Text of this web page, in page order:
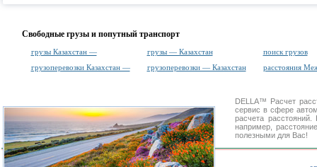
Свободные грузы и попутный транспорт
грузы Казахстан — грузы — Казахстан
поиск грузов
грузоперевозки Казахстан —
грузоперевозки — Казахстан расстояния
DELLA™ Расчет
сервис в сфере
расчета
например,
полезными для Вас!